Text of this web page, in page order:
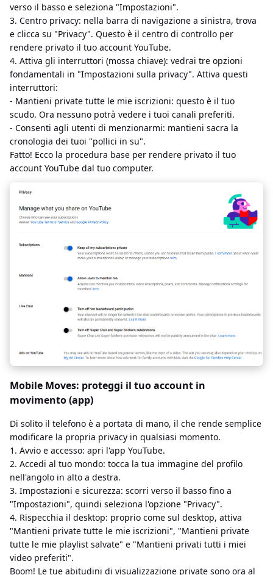
verso il basso e seleziona "Impostazioni".
3. Centro privacy: nella barra di navigazione a sinistra, trova
e clicca su "Privacy". Questo è il centro di controllo per
rendere privato il tuo account YouTube.
4. Attiva gli interruttori (mossa chiave): vedrai tre opzioni
fondamentali in "Impostazioni sulla privacy". Attiva questi
interruttori:
- Mantieni private tutte le mie iscrizioni: questo è il tuo
scudo. Ora nessuno potrà vedere i tuoi canali preferiti.
- Consenti agli utenti di menzionarmi: mantieni sacra la
cronologia dei tuoi "pollici in su".
Fatto! Ecco la procedura base per rendere privato il tuo
account YouTube dal tuo computer.
Mobile Moves: proteggi il tuo account in
movimento (app)
Di solito il telefono è a portata di mano, il che rende semplice
modificare la propria privacy in qualsiasi momento.
1. Avvio e accesso: apri l'app YouTube.
2. Accedi al tuo mondo: tocca la tua immagine del profilo
nell'angolo in alto a destra.
3. Impostazioni e sicurezza: scorri verso il basso fino a
"Impostazioni", quindi seleziona l'opzione "Privacy".
4. Rispecchia il desktop: proprio come sul desktop, attiva
"Mantieni private tutte le mie iscrizioni", "Mantieni private
tutte le mie playlist salvate" e "Mantieni privati ​​tutti i miei
video preferiti".
Boom! Le tue abitudini di visualizzazione private sono ora al